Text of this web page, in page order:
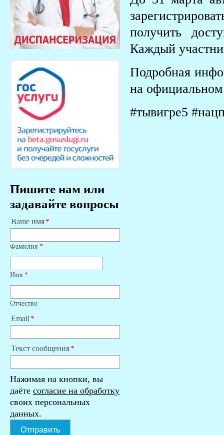
Пишите нам или
задавайте вопросы
Ваше имя
Фамилия *
Имя *
Отчество
Email
Текст сообщения
Нажимая на кнопки, вы
даёте согласие на обработку
своих персональных
данных.
Отправить
получить
Каждый
Подробная
на официальном
#тывигре5